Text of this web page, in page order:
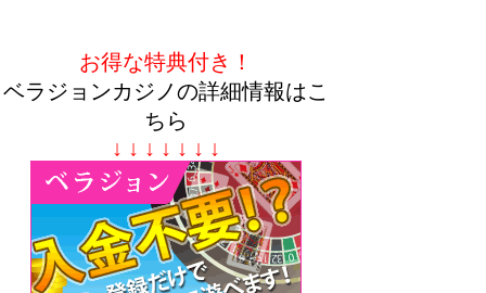
お得な特典付き！
ベラジョンカジノの詳細情報はこ
ちら
↓ ↓ ↓ ↓ ↓ ↓ ↓